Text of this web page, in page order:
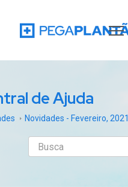
de Ajuda
Novidades - Fevereiro, 2021